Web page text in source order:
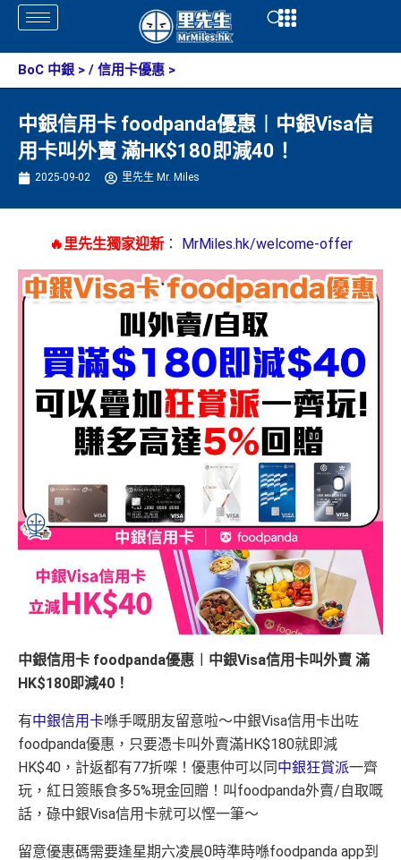
Skip
content
Open
BoC 中銀 > / 信用卡優惠 >
中銀信用卡 foodpanda優惠︱中銀Visa信
用卡叫外賣 滿HK$180即減40！
2025-09-02 里先生 Mr. Miles
🔥里先生獨家迎新： MrMiles.hk/welcome-offer
中銀信用卡 foodpanda優惠︱中銀Visa信用卡叫外賣 滿
HK$180即減40！
有中銀信用卡喺手嘅朋友留意啦～中銀Visa信用卡出咗
foodpanda優惠，只要憑卡叫外賣滿HK$180就即減
HK$40，計返都有77折㗎！優惠仲可以同 中銀狂賞派一齊
玩，紅日簽賬食多5%現金回贈！ 叫foodpanda外賣/自取嘅
話，碌中銀Visa信用卡就可以慳一筆～
留意優惠碼需要逢星期六凌晨0時準時喺foodpanda app到